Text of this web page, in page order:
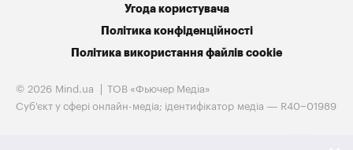
Угода користувача
Політика конфіденційності
Політика використання файлів cookie
© 2026 Mind.ua
ТОВ «Фьючер Медiа»
Cуб'єкт у сфері онлайн-медіа; ідентифікатор медіа — R40−01989